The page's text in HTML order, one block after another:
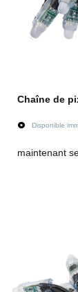
Chaîne de
Disponible
maintenant